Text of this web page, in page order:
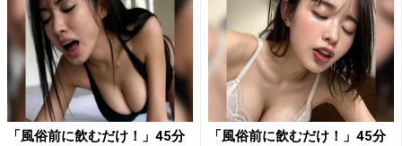
「風俗前に飲むだけ！」45分
「風俗前に飲むだけ！」45分